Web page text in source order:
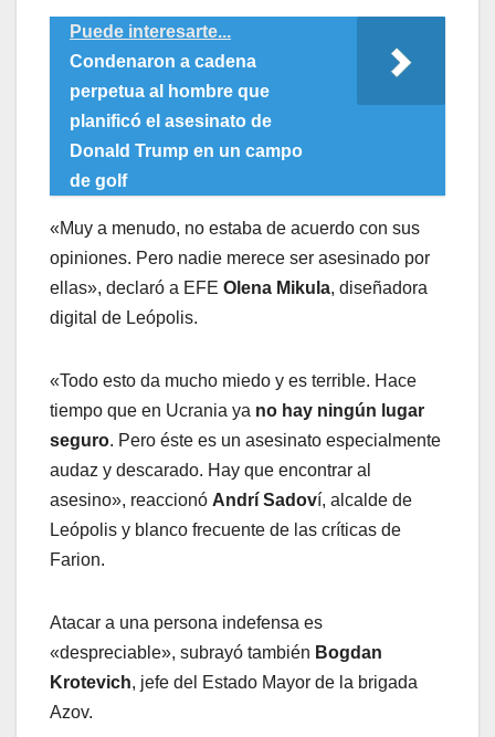
Puede interesarte...
Condenaron a cadena
perpetua al hombre que
planificó el asesinato de
Donald Trump en un campo
de golf
«Muy a menudo, no estaba de acuerdo con sus
opiniones. Pero nadie merece ser asesinado por
ellas», declaró a EFE Olena Mikula, diseñadora
digital de Leópolis.
«Todo esto da mucho miedo y es terrible. Hace
tiempo que en Ucrania ya no hay ningún lugar
seguro. Pero éste es un asesinato especialmente
audaz y descarado. Hay que encontrar al
asesino», reaccionó Andrí Sadoví, alcalde de
Leópolis y blanco frecuente de las críticas de
Farion.
Atacar a una persona indefensa es
«despreciable», subrayó también Bogdan
Krotevich, jefe del Estado Mayor de la brigada
Azov.